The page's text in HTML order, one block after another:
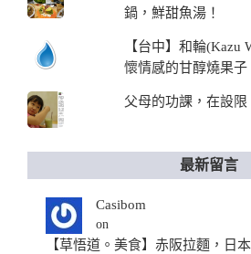
鍋，鮮甜魚湯！
【台中】和輪(Kazu
懷情感的甘醇燒果子
父母的功課，在設限
最新留言
Casibom
on
【草悟道。美食】赤阪拉麵，日